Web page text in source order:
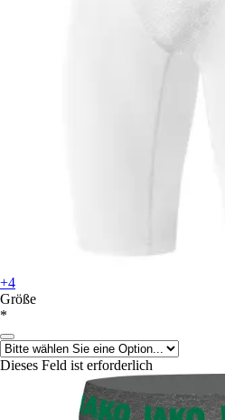
+4
Größe
*
Dieses Feld ist erforderlich